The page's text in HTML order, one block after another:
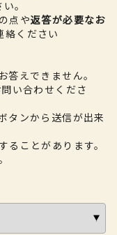
。
点や返答が必要なお
絡ください
答えできません。
い合わせくださ
タンから送信が出来
ことがあります。